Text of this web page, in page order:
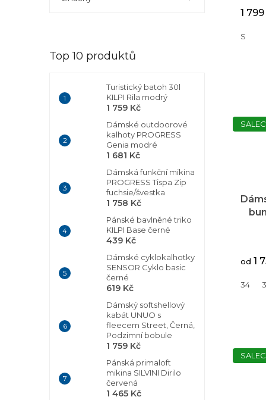
Top 10 produktů
Turistický batoh 30l
KILPI Rila modrý
1 759 Kč
Dámské outdoorové
kalhoty PROGRESS
Genia modré
1 681 Kč
Dámská funkční mikina
PROGRESS Tispa Zip
fuchsie/švestka
1 758 Kč
Pánské bavlněné triko
KILPI Base černé
439 Kč
Dámské cyklokalhotky
SENSOR Cyklo basic
černé
619 Kč
Dámský softshellový
kabát UNUO s
fleecem Street, Černá,
Podzimní bobule
1 759 Kč
Pánská primaloft
mikina SILVINI Dirilo
červená
1 465 Kč
z
1
S
od 1
34